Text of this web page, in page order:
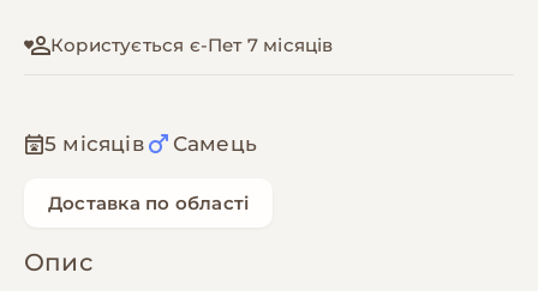
Користується є-Пет 7 місяців
5 місяців Самець
Доставка по області
Опис